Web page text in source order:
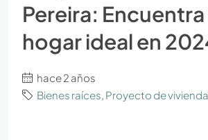
Pereira:
hogar ideal en
hace 2 años
Bienes raíces, Proyecto de